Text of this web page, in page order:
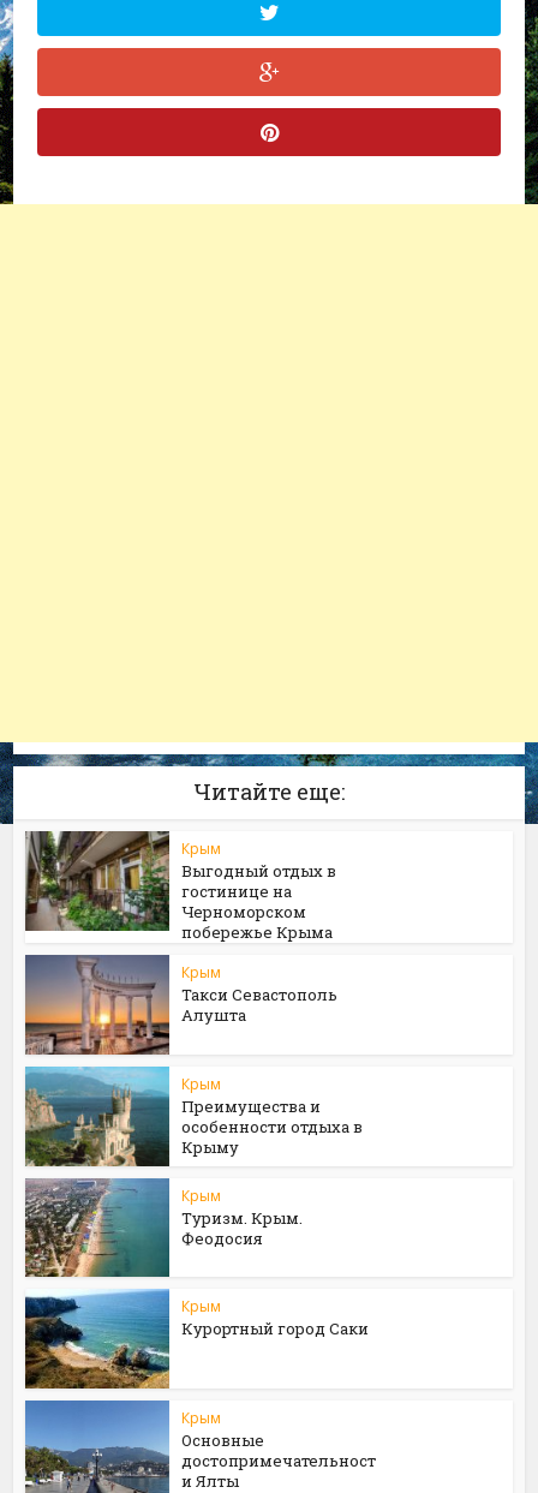
Читайте еще:
Крым
Выгодный отдых в
гостинице на
Черноморском
побережье Крыма
Крым
Такси Севастополь
Алушта
Крым
Преимущества и
особенности отдыха в
Крыму
Крым
Туризм. Крым.
Феодосия
Крым
Курортный город Саки
Крым
Основные
достопримечательност
и Ялты